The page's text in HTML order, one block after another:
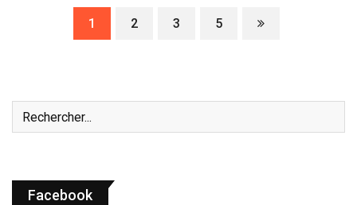
1 2 3 5
Facebook